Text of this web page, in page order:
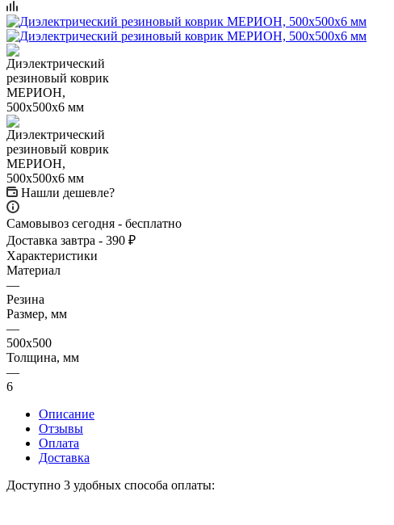
Нашли дешевле?
Самовывоз сегодня - бесплатно
Доставка завтра - 390 ₽
Характеристики
Материал
—
Резина
Размер, мм
—
500x500
Толщина, мм
—
6
Описание
Отзывы
Оплата
Доставка
Доступно 3 удобных способа оплаты: